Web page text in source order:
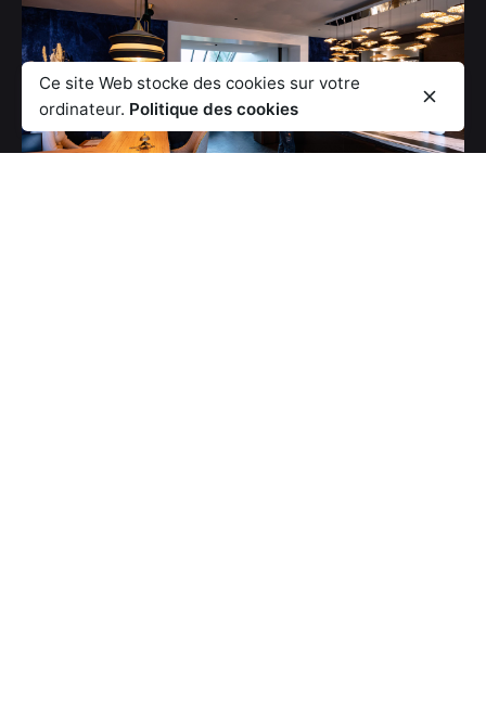
Ce site Web stocke des cookies sur votre
ordinateur. Politique des cookies